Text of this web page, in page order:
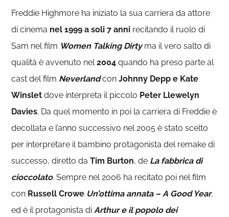
Freddie Highmore ha iniziato la sua carriera da attore
di cinema nel 1999 a soli 7 anni recitando il ruolo di
Sam nel film Women Talking Dirtyma il vero salto di
qualità è avvenuto nel2004 quando ha preso parte al
cast del film Neverland conJohnny Depp e Kate
Winslet dove interpreta il piccolo Peter Llewelyn
Davies. Da quel momento in poi la carriera di Freddie è
decollata e l’anno successivo nel 2005 è stato scelto
per interpretare il bambino protagonista del remake di
successo, diretto daTim Burton, de La fabbrica di
cioccolato.Sempre nel 2006 ha recitato poi nel film
con Russell Crowe Un’ottima annata – A Good Year,
ed è il protagonista di Arthur e il popolo dei